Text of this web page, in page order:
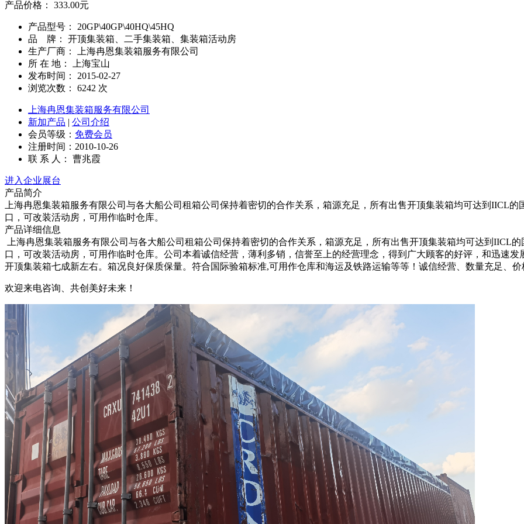
产品价格： 333.00元
产品型号： 20GP\40GP\40HQ\45HQ
品 牌： 开顶集装箱、二手集装箱、集装箱活动房
生产厂商： 上海冉恩集装箱服务有限公司
所 在 地： 上海宝山
发布时间： 2015-02-27
浏览次数： 6242 次
上海冉恩集装箱服务有限公司
新加产品 | 公司介绍
会员等级： 免费会员
注册时间：2010-10-26
联 系 人： 曹兆霞
进入企业展台
产品简介
上海冉恩集装箱服务有限公司与各大船公司租箱公司保持着密切的合作关系，箱源充足，所有出售开顶集装箱均可达到IICL
口，可改装活动房，可用作临时仓库。
产品详细信息
上海冉恩集装箱服务有限公司与各大船公司租箱公司保持着密切的合作关系，箱源充足，所有出售开顶集装箱均可达到IICL
口，可改装活动房，可用作临时仓库。公司本着诚信经营，薄利多销，信誉至上的经营理念，得到广大顾客的好评，和迅速
开顶集装箱七成新左右。箱况良好保质保量。符合国际验箱标准,可用作仓库和海运及铁路运输等等！诚信经营、数量充足、
欢迎来电咨询、共创美好未来！